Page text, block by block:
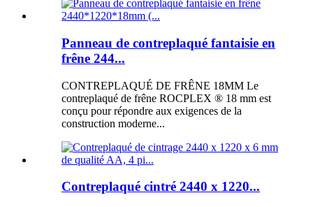
Panneau de contreplaqué fantaisie en
frêne 244...
CONTREPLAQUÉ DE FRÊNE 18MM Le
contreplaqué de frêne ROCPLEX ® 18 mm est
conçu pour répondre aux exigences de la
construction moderne...
Contreplaqué cintré 2440 x 1220...